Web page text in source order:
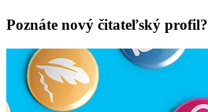
Poznáte nový čitateľský profil?